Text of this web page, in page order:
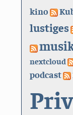
kino
lustiges
nextcloud
podcast